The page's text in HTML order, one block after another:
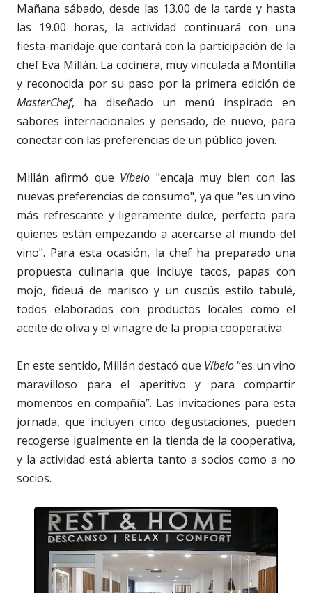
Mañana sábado, desde las 13.00 de la tarde y hasta
las 19.00 horas, la actividad continuará con una
fiesta-maridaje que contará con la participación de la
chef Eva Millán. La cocinera, muy vinculada a Montilla
y reconocida por su paso por la primera edición de
MasterChef, ha diseñado un menú inspirado en
sabores internacionales y pensado, de nuevo, para
conectar con las preferencias de un público joven.
Millán afirmó que Víbelo "encaja muy bien con las
nuevas preferencias de consumo", ya que "es un vino
más refrescante y ligeramente dulce, perfecto para
quienes están empezando a acercarse al mundo del
vino". Para esta ocasión, la chef ha preparado una
propuesta culinaria que incluye tacos, papas con
mojo, fideuá de marisco y un cuscús estilo tabulé,
todos elaborados con productos locales como el
aceite de oliva y el vinagre de la propia cooperativa.
En este sentido, Millán destacó que Víbelo“es un vino
maravilloso para el aperitivo y para compartir
momentos en compañía”. Las invitaciones para esta
jornada, que incluyen cinco degustaciones, pueden
recogerse igualmente en la tienda de la cooperativa,
y la actividad está abierta tanto a socios como a no
socios.